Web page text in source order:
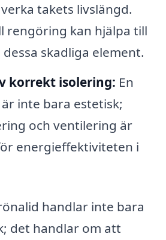
takets livslängd.
rengöring kan hjälpa till
skadliga element.
korrekt isolering: En
inte bara estetisk;
och ventilering är
energieffektiviteten i
handlar inte bara
det handlar om att